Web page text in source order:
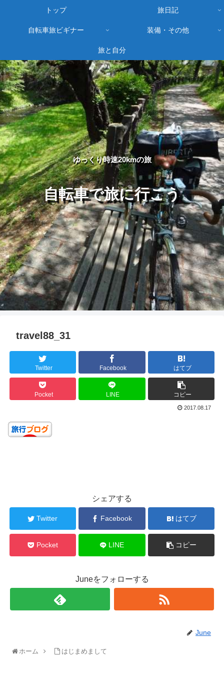
ゆっくり時速20kmの旅
自転車で旅に行こう
トップ 旅日記
自転車旅ビギナー 装備・その他
旅と自分
travel88_31
Twitter Facebook はてブ
Pocket LINE コピー
2017.08.17
シェアする
Twitter Facebook はてブ
Pocket LINE コピー
Juneをフォローする
June
ホーム はじまめまして